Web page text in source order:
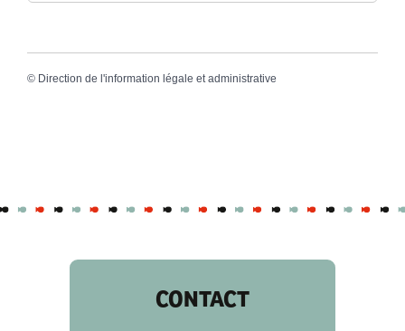
© Direction de l'information légale et administrative
CONTACT